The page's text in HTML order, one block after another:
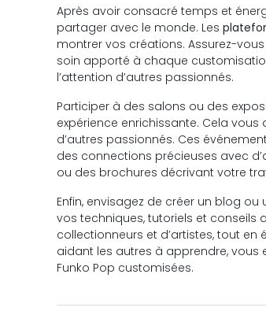
Après avoir consacré temps et
partager avec le monde. Les
montrer vos créations. Assurez-
soin apporté à chaque
l’attention d’autres passionnés.
Participer à des salons ou des
expérience enrichissante. Cela
d’autres passionnés. Ces
des connections précieuses avec
ou des brochures décrivant votre
Enfin, envisagez de créer un blog
vos techniques, tutoriels et conseils
collectionneurs et d’artistes, tout
aidant les autres à apprendre, vous
Funko Pop customisées.